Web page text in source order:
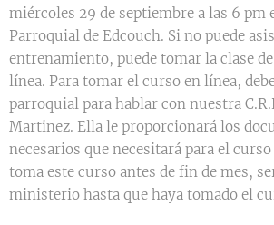
miércoles 29 de septiembre a las 6 pm
Parroquial de Edcouch. Si no puede
entrenamiento, puede tomar la clase
línea. Para tomar el curso en línea,
parroquial para hablar con nuestra
Martinez. Ella le proporcionará los
necesarios que necesitará para el
toma este curso antes de fin de mes,
ministerio hasta que haya tomado el